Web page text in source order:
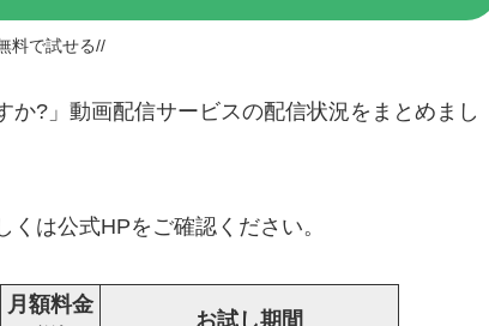
料で試せる//
?」動画配信サービスの配信状況をまとめまし
は公式HPをご確認ください。
月額料金
お試し期間